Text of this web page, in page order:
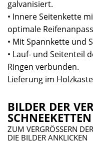
galvanisiert.
• Innere Seitenkette
optimale
• Mit Spannkette und
• Lauf- und Seitenteil
Ringen verbunden.
Lieferung im
BILDER DER
SCHNEEKETTEN
ZUM VERGRÖSSERN
DIE BILDER ANKLICKEN